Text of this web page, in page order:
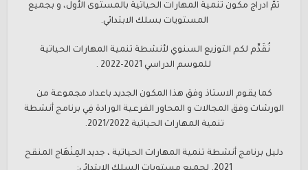
تمَّ ادراج مكون تنمية المهارات الحياتية بالمستوى الأول، و بجميع
المستويات بسلك الابتدائي.
نُقَدِّم لكم التوزيع السنوي لأنشطة تنمية المهارات الحياتية
للموسم الدراسي 2021-2022 .
كما يقوم الاستاذ وفق هذا المكون الجديد باعداد مجموعة من
الورشات وفق المجالات و المحاور الفرعية الورادة فِي برنامج أنشطة
تنمية المهارات الحياتية 2021/2022.
دليل برنامج أنشطة تنمية المهارات الحياتية ، جديد المِنْهَاج المنقح